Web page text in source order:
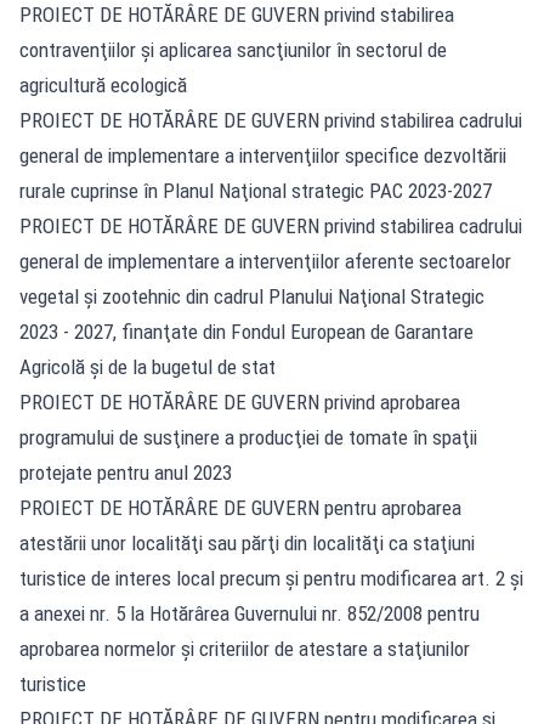
PROIECT DE HOTĂRÂRE DE GUVERN privind stabilirea
contravenţiilor şi aplicarea sancţiunilor în sectorul de
agricultură ecologică
PROIECT DE HOTĂRÂRE DE GUVERN privind stabilirea cadrului
general de implementare a intervenţiilor specifice dezvoltării
rurale cuprinse în Planul Naţional strategic PAC 2023-2027
PROIECT DE HOTĂRÂRE DE GUVERN privind stabilirea cadrului
general de implementare a intervenţiilor aferente sectoarelor
vegetal şi zootehnic din cadrul Planului Naţional Strategic
2023 - 2027, finanţate din Fondul European de Garantare
Agricolă şi de la bugetul de stat
PROIECT DE HOTĂRÂRE DE GUVERN privind aprobarea
programului de susţinere a producţiei de tomate în spaţii
protejate pentru anul 2023
PROIECT DE HOTĂRÂRE DE GUVERN pentru aprobarea
atestării unor localităţi sau părţi din localităţi ca staţiuni
turistice de interes local precum şi pentru modificarea art. 2 şi
a anexei nr. 5 la Hotărârea Guvernului nr. 852/2008 pentru
aprobarea normelor şi criteriilor de atestare a staţiunilor
turistice
PROIECT DE HOTĂRÂRE DE GUVERN pentru modificarea şi